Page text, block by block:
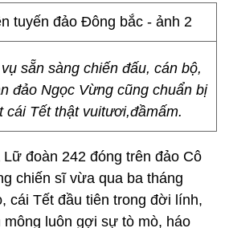
sẵn sàng chiến đấu, cán bộ,
đảo Ngọc Vừng cũng chuẩn bị
cái Tết thật vuitươi,đầmấm.
đoàn 242 đóng trên đảo Cô
chiến sĩ vừa qua ba tháng
cái Tết đầu tiên trong đời lính,
luôn gợi sự tò mò, háo